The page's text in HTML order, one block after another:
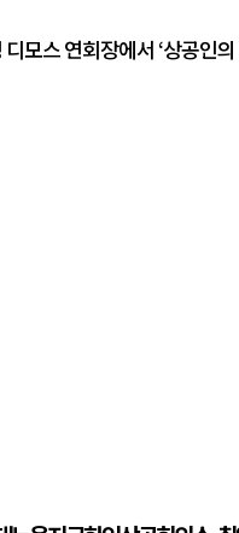
모스 연회장에서 ‘상공인의